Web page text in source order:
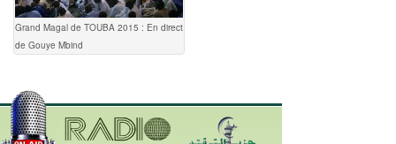
Grand Magal de TOUBA 2015 : En direct
de Gouye Mbind